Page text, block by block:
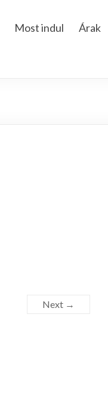
Most indul Árak
Next →